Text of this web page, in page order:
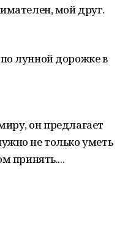
мой друг.
лунной дорожке в
он предлагает
не только уметь
принять....